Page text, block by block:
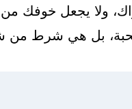
ولا يجعل خوفك
بل هي شرط من